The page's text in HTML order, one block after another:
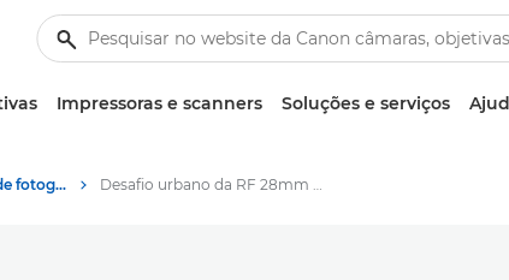
Impressoras e scanners Soluções e serviços
Sugestões e técnicas de fotografia e impressão Desafio urbano da RF 28mm F2.8 STM